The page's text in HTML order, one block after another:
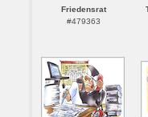
Friedensrat
#479363